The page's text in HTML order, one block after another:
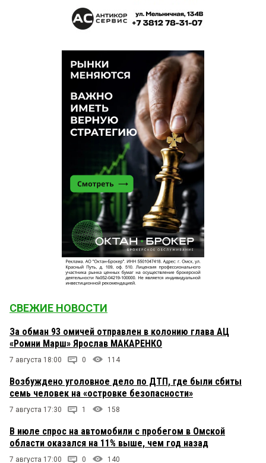
СВЕЖИЕ НОВОСТИ
За обман 93 омичей отправлен в колонию глава АЦ
«Ромни Марш» Ярослав МАКАРЕНКО
7 августа 18:00 0 114
Возбуждено уголовное дело по ДТП, где были сбиты
семь человек на «островке безопасности»
7 августа 17:30 1 158
В июле спрос на автомобили с пробегом в Омской
области оказался на 11% выше, чем год назад
7 августа 17:00 0 140